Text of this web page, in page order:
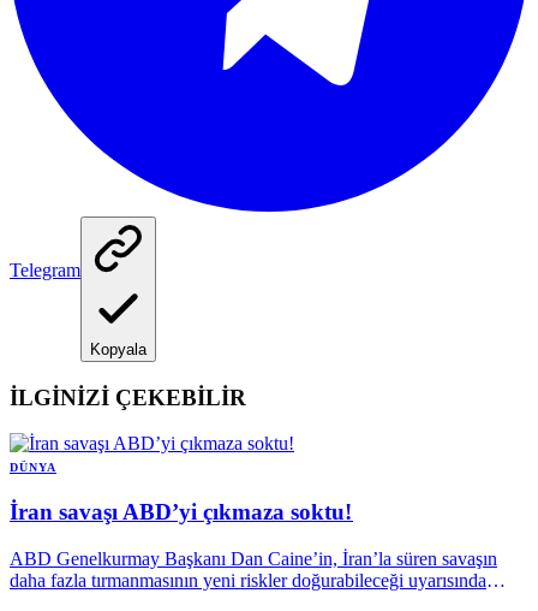
Telegram
Kopyala
İLGİNİZİ ÇEKEBİLİR
DÜNYA
İran savaşı ABD’yi çıkmaza soktu!
ABD Genelkurmay Başkanı Dan Caine’in, İran’la süren savaşın
daha fazla tırmanmasının yeni riskler doğurabileceği uyarısında